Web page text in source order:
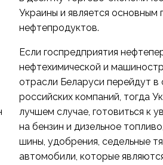
Украины и является основным
нефтепродуктов.
Если госпредприятия
нефтехимической и
отрасли Беларуси перейдут в
российских компаний, тогда
лучшем случае, готовиться к
на бензин и дизельное
шины, удобрения, седельные
автомобили, которые